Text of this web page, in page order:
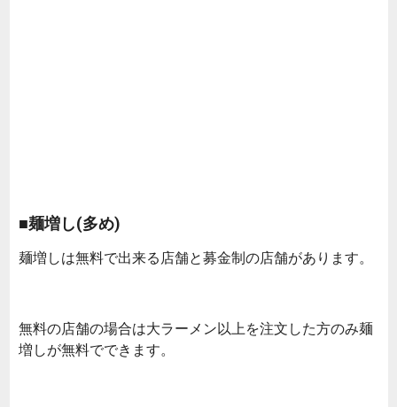
■麺増し(多め)
麺増しは無料で出来る店舗と募金制の店舗があります。
無料の店舗の場合は大ラーメン以上を注文した方のみ麺
増しが無料でできます。